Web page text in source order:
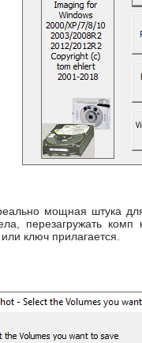
мощная штука
перезагружать
ключ прилагается.